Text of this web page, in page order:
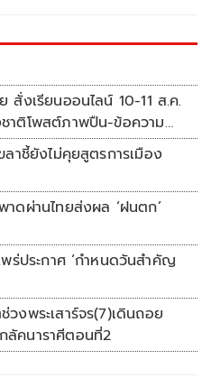
สั่งเรียนออนไลน์ 10-11 ส.ค.
าติโพสต์ภาพปืน-ข้อความ
ลาชี้ยังไม่คุยสูตรการเมือง
ดผ่านไทยส่งผล ‘ฝนตก’
พร่ประกาศ ‘กำหนดวันสำคัญ
งพระเสาร์จร(7)เดินถอย
ลัคนาราศีตอนที่2